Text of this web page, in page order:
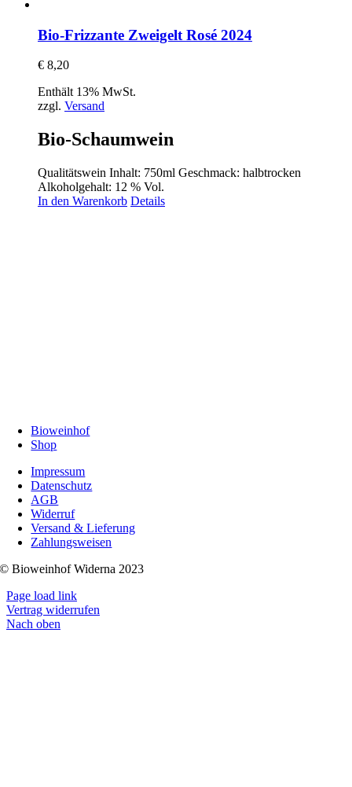
Bio-Frizzante Zweigelt Rosé 2024
€ 8,20
Enthält 13% MwSt.
zzgl. Versand
Bio-Schaumwein
Qualitätswein Inhalt: 750ml Geschmack: halbtrocken
Alkoholgehalt: 12 % Vol.
In den Warenkorb Details
Bioweinhof
Shop
Impressum
Datenschutz
AGB
Widerruf
Versand & Lieferung
Zahlungsweisen
© Bioweinhof Widerna 2023
Page load link
Vertrag widerrufen
Nach oben